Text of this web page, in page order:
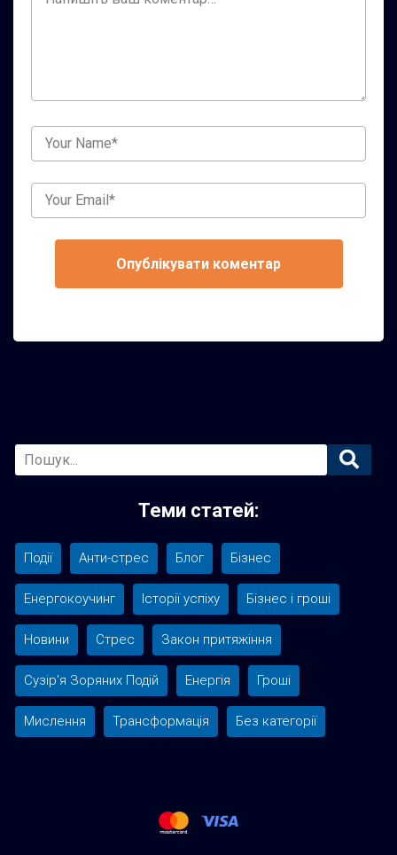
Comment
Your
Name
Your
Email
Primary
SidebarТеми статей:
Події Анти-стрес Блог Бізнес
Енергокоучинг Історії успіху Бізнес і гроші
Новини Стрес Закон притяжіння
Сузір'я Зоряних Подій Енергія Гроші
Мислення Трансформація Без категорії